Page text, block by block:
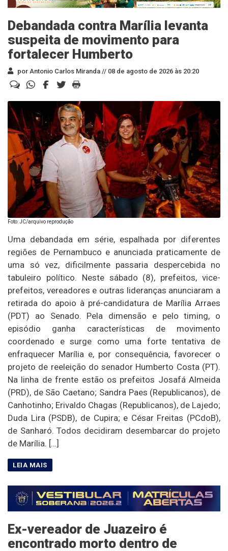
Debandada contra Marília levanta
suspeita de movimento para
fortalecer Humberto
por Antonio Carlos Miranda // 08 de agosto de 2026 às 20:20
Foto: JC/arquivo reprodução
Uma debandada em série, espalhada por diferentes
regiões de Pernambuco e anunciada praticamente de
uma só vez, dificilmente passaria despercebida no
tabuleiro político. Neste sábado (8), prefeitos, vice-
prefeitos, vereadores e outras lideranças anunciaram a
retirada do apoio à pré-candidatura de Marília Arraes
(PDT) ao Senado. Pela dimensão e pelo timing, o
episódio ganha características de movimento
coordenado e surge como uma forte tentativa de
enfraquecer Marília e, por consequência, favorecer o
projeto de reeleição do senador Humberto Costa (PT).
Na linha de frente estão os prefeitos Josafá Almeida
(PRD), de São Caetano; Sandra Paes (Republicanos), de
Canhotinho; Erivaldo Chagas (Republicanos), de Lajedo;
Duda Lira (PSDB), de Cupira; e César Freitas (PCdoB),
de Sanharó. Todos decidiram desembarcar do projeto
de Marília. […]
Ex-vereador de Juazeiro é
encontrado morto dentro de